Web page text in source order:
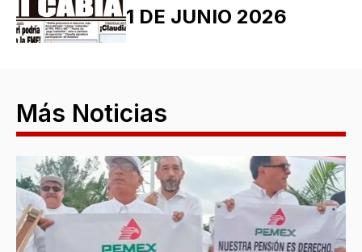
1 DE JUNIO 2026
Más Noticias